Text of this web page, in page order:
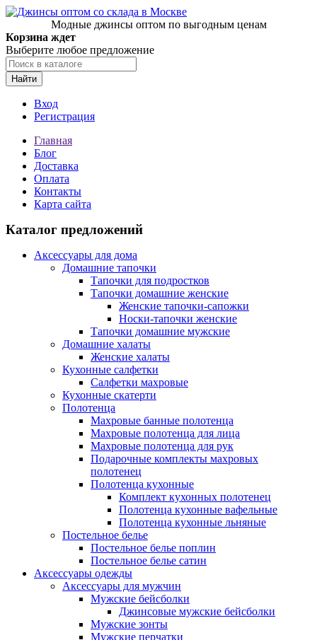
Модные джинсы оптом по выгодным ценам
Корзина ждет
Выберите любое предложение
Найти
Вход
Регистрация
Главная
Блог
Доставка
Оплата
Контакты
Карта сайта
Каталог предложений
Аксессуары для дома
Домашние тапочки
Тапочки для подростков
Тапочки домашние женские
Женские тапочки-сапожки
Носки-тапочки женские
Тапочки домашние мужские
Домашние халаты
Женские халаты
Кухонные салфетки
Салфетки махровые
Кухонные скатерти
Полотенца
Махровые банные полотенца
Махровые полотенца для лица
Махровые полотенца для рук
Подарочные комплекты махровых
полотенец
Полотенца кухонные
Комплект кухонных полотенец
Полотенца кухонные вафельные
Полотенца кухонные льняные
Постельное белье
Постельное белье поплин
Постельное белье сатин
Аксессуары одежды
Аксессуары для мужчин
Мужские бейсболки
Джинсовые мужские бейсболки
Мужские зонты
Мужские перчатки